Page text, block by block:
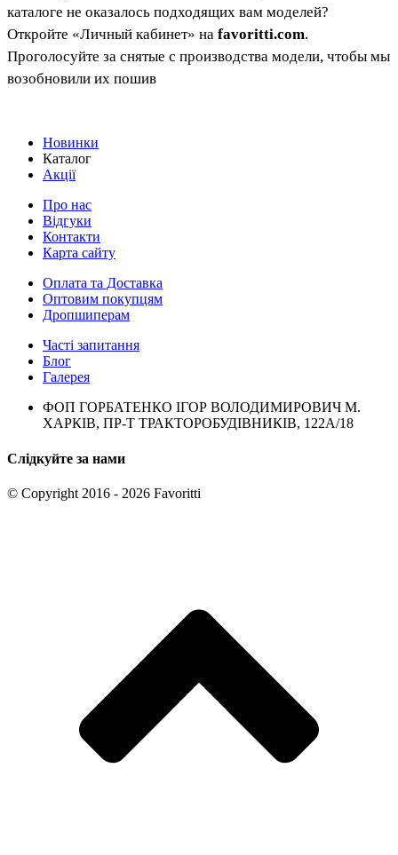
каталоге не оказалось подходящих вам моделей?
Откройте «Личный кабинет» на favoritti.com.
Проголосуйте за снятые с производства модели, чтобы мы
возобновили их пошив
Новинки
Каталог
Акції
Про нас
Відгуки
Контакти
Карта сайту
Оплата та Доставка
Оптовим покупцям
Дропшиперам
Часті запитання
Блог
Галерея
ФОП ГОРБАТЕНКО ІГОР ВОЛОДИМИРОВИЧ М.
ХАРКІВ, ПР-Т ТРАКТОРОБУДІВНИКІВ, 122А/18
Слідкуйте за нами
© Copyright 2016 - 2026 Favoritti